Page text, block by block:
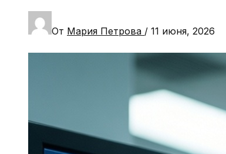
От Мария Петрова / 11 июня, 2026